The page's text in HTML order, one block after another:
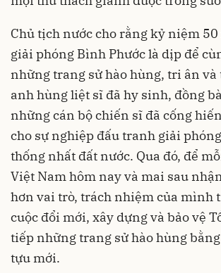
Chủ tịch nước cho rằng kỷ niệm
giải phóng Bình Phước là dịp để
những trang sử hào hùng, tri ân
anh hùng liệt sĩ đã hy sinh, đồng
những cán bộ chiến sĩ đã cống
cho sự nghiệp đấu tranh giải
thống nhất đất nước. Qua đó, để
Việt Nam hôm nay và mai sau
hơn vai trò, trách nhiệm của mình
cuộc đổi mới, xây dựng và bảo vệ
tiếp những trang sử hào hùng
tựu mới.